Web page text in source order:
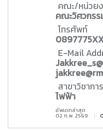
คณะ/หน่วย
คณะวิศวกร
โทรศัพท์
E-Mail
สาขาวิชาก
ไฟฟ้า
อัพเดทล่าสุด
02 ก.พ. 2569